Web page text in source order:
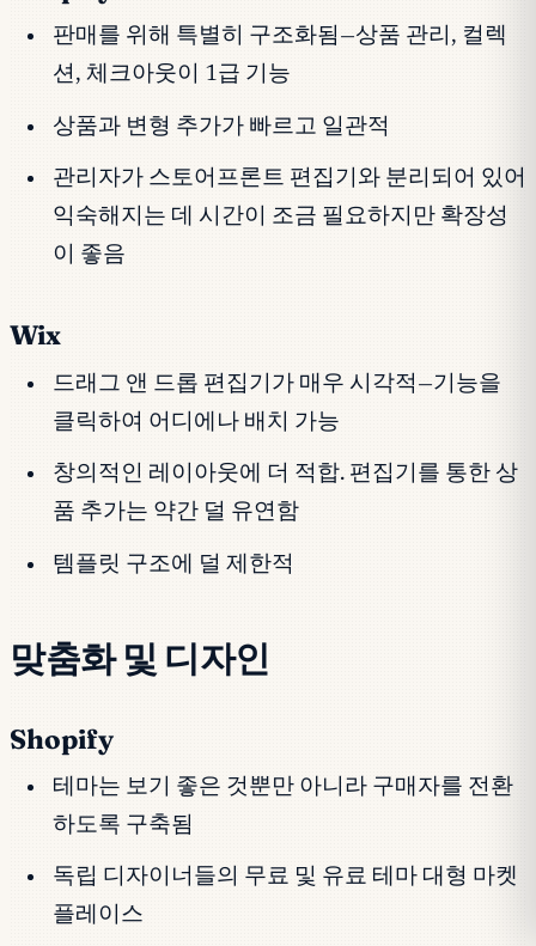
판매를 위해 특별히 구조화됨—상품 관리, 컬렉
션, 체크아웃이 1급 기능
상품과 변형 추가가 빠르고 일관적
관리자가 스토어프론트 편집기와 분리되어 있어
익숙해지는 데 시간이 조금 필요하지만 확장성
이 좋음
Wix
드래그 앤 드롭 편집기가 매우 시각적—기능을
클릭하여 어디에나 배치 가능
창의적인 레이아웃에 더 적합. 편집기를 통한 상
품 추가는 약간 덜 유연함
템플릿 구조에 덜 제한적
맞춤화 및 디자인
Shopify
테마는 보기 좋은 것뿐만 아니라 구매자를 전환
하도록 구축됨
독립 디자이너들의 무료 및 유료 테마 대형 마켓
플레이스